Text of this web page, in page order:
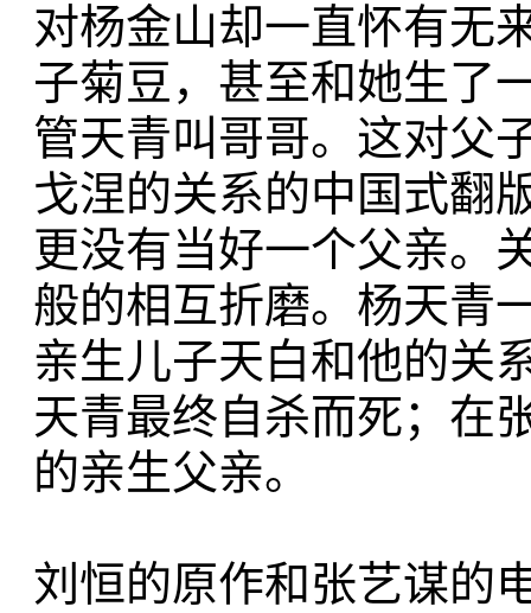
对杨金山却一直怀有无
子菊豆，甚至和她生了
管天青叫哥哥。这对父
戈涅的关系的中国式翻
更没有当好一个父亲。
般的相互折磨。杨天青
亲生儿子天白和他的关
天青最终自杀而死；在
的亲生父亲。
刘恒的原作和张艺谋的